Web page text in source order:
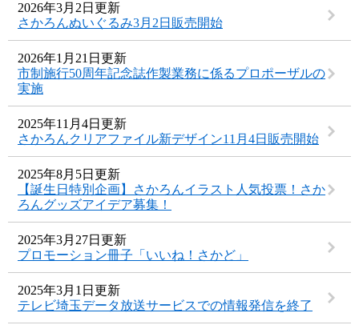
2026年3月2日更新
さかろんぬいぐるみ3月2日販売開始
2026年1月21日更新
市制施行50周年記念誌作製業務に係るプロポーザルの
実施
2025年11月4日更新
さかろんクリアファイル新デザイン11月4日販売開始
2025年8月5日更新
【誕生日特別企画】さかろんイラスト人気投票！さか
ろんグッズアイデア募集！
2025年3月27日更新
プロモーション冊子「いいね！さかど」
2025年3月1日更新
テレビ埼玉データ放送サービスでの情報発信を終了